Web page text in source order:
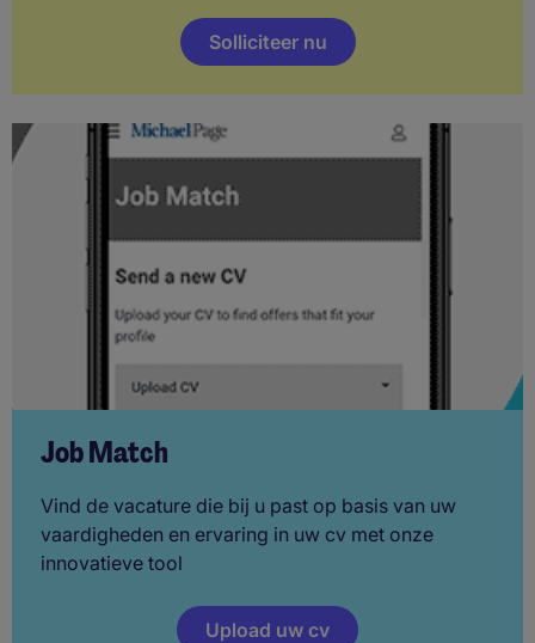
Solliciteer nu
Job Match
Vind de vacature die bij u past op basis van uw
vaardigheden en ervaring in uw cv met onze
innovatieve tool
Upload uw cv